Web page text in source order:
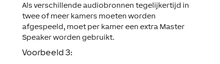
Als verschillende audiobronnen tegelijkertijd in
twee of meer kamers moeten worden
afgespeeld, moet per kamer een extra Master
Speaker worden gebruikt.
Voorbeeld 3: